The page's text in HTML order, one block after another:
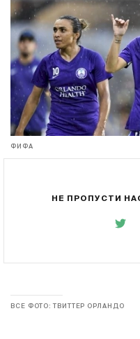
ФИФА
НЕ ПРОПУСТИ
ВСЕ ФОТО: ТВИТТЕР ОРЛАНДО